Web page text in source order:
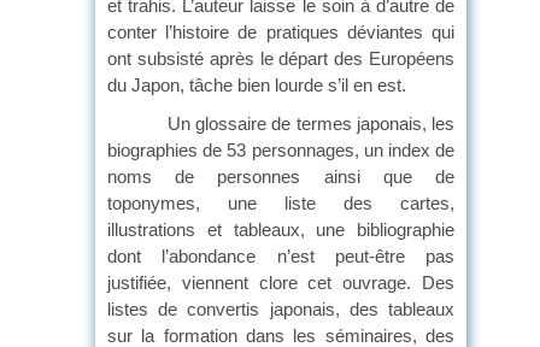
et trahis. L’auteur laisse le soin à d’autre de
conter l’histoire de pratiques déviantes qui
ont subsisté après le départ des Européens
du Japon, tâche bien lourde s’il en est.
Un glossaire de termes japonais, les
biographies de 53 personnages, un index de
noms de personnes ainsi que de
toponymes, une liste des cartes,
illustrations et tableaux, une bibliographie
dont l’abondance n’est peut-être pas
justifiée, viennent clore cet ouvrage. Des
listes de convertis japonais, des tableaux
sur la formation dans les séminaires, des